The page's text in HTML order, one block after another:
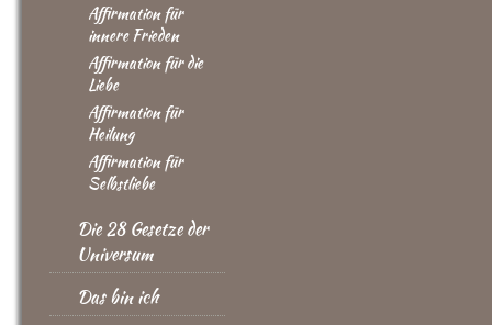
Affirmation für
innere Frieden
Affirmation für die
Liebe
Affirmation für
Heilung
Affirmation für
Selbstliebe
Die 28 Gesetze der
Universum
Das bin ich